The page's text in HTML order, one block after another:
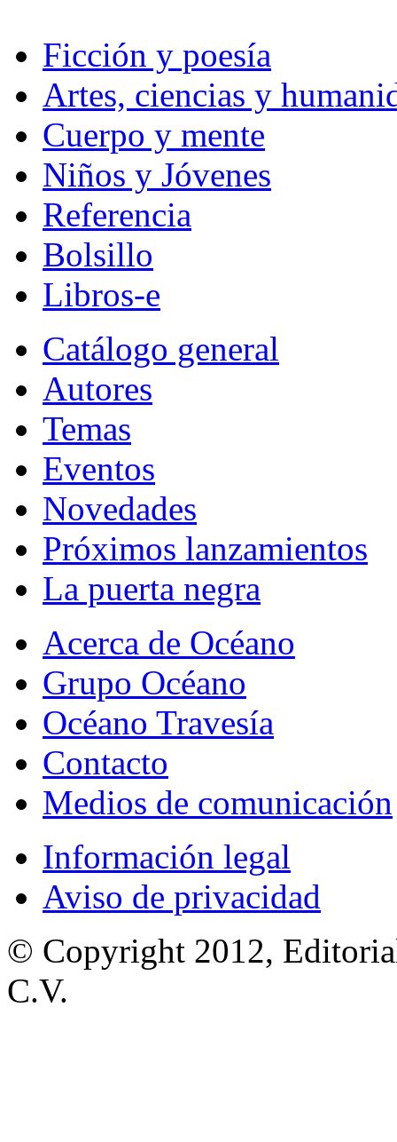
Ficción y poesía
Artes, ciencias y
Cuerpo y mente
Niños y Jóvenes
Referencia
Bolsillo
Libros-e
Catálogo general
Autores
Temas
Eventos
Novedades
Próximos lanzamientos
La puerta negra
Acerca de Océano
Grupo Océano
Océano Travesía
Contacto
Medios de comunicación
Información legal
Aviso de privacidad
© Copyright 2012,
C.V.